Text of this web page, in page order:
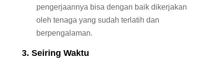
pengerjaannya bisa dengan baik dikerjakan
oleh tenaga yang sudah terlatih dan
berpengalaman.
3. Seiring Waktu